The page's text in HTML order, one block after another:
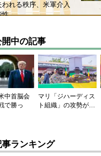
われる秩序、米軍介入
性
中の記事
中首脳会
で勝っ
マリ「ジハーディス
ト組織」の攻勢が…
ランキング